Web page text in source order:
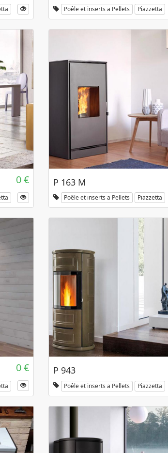
Poêle et inserts a Pellets Piazzetta
0 € P 163 M
Poêle et inserts a Pellets Piazzetta
0 € P 943
Poêle et inserts a Pellets Piazzetta